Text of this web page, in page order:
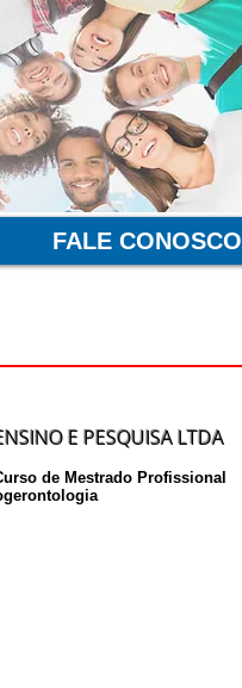
E PESQUISA LTDA
de Mestrado Profissional
FALE CONOSCO